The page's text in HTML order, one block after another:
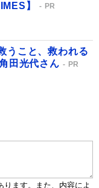
】
PR
うこと、救われる
田光代さん
PR